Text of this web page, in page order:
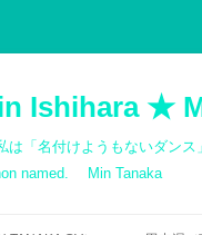
Ishihara ★
は「名付けようもないダン
named. Min Tanaka